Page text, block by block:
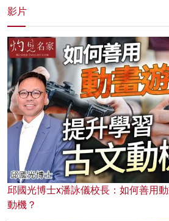
影片
邱國光博士x潘詠儀校長：如何善用
動機？